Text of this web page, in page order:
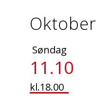
Oktober
Søndag
11.10
kl.18.00